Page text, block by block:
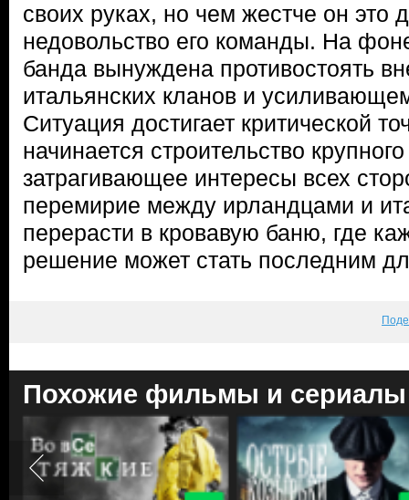
своих руках, но чем жестче он это
недовольство его команды. На
банда вынуждена противостоять
итальянских кланов и
Ситуация достигает критической
начинается строительство
затрагивающее интересы всех
перемирие между ирландцами и
перерасти в кровавую баню, где
решение может стать последним
Похожие фильмы и сериалы